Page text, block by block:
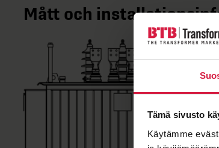
Tämä sivusto
Käytämme
Mått och